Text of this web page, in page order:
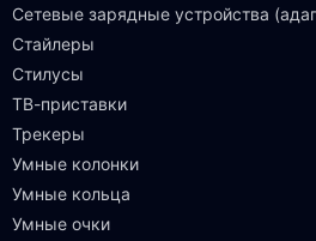
Сетевые зарядные устройства
Стайлеры
Стилусы
ТВ-приставки
Трекеры
Умные колонки
Умные кольца
Умные очки